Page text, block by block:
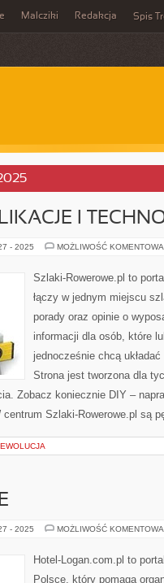
Malcziki Redakcja Spis
I
- 2025 MOŻLIWOŚĆ
Szlaki-Rowerowe.pl to
łączy w jednym miejscu
porady oraz opinie o
informacji dla osób, które
jednocześnie chcą
Strona jest tworzona dla
Zobacz koniecznie DIY –
centrum Szlaki-Rowerowe.pl są
- 2025 MOŻLIWOŚĆ
Hotel-Logan.com.pl to
Polsce, który pomaga